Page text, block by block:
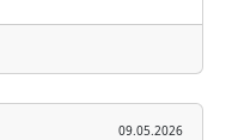
09.05.2026